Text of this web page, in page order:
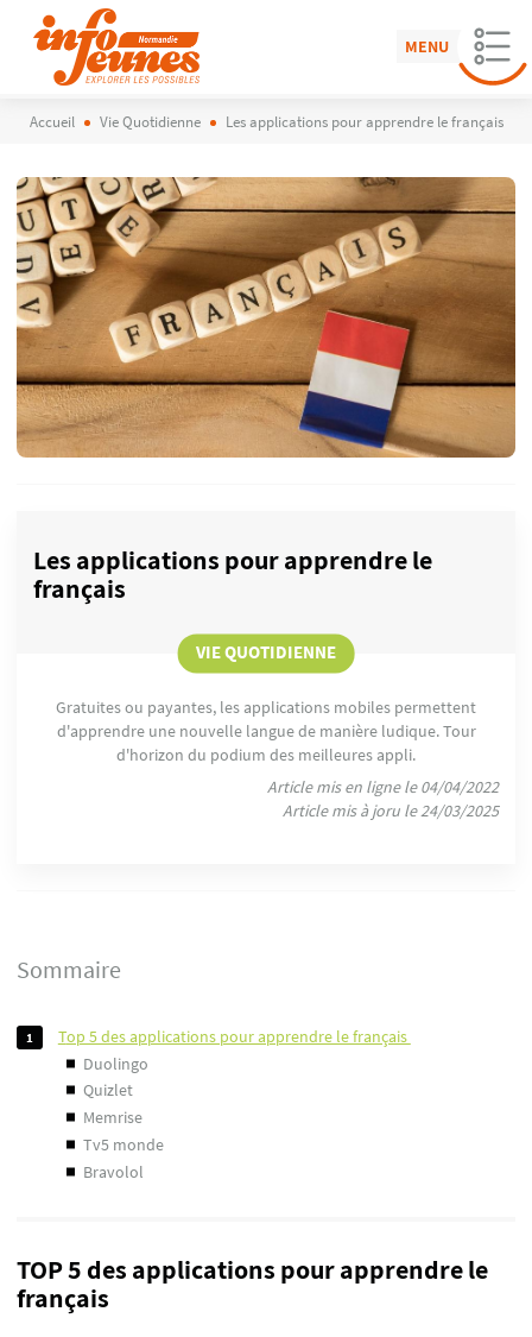
MENU
Accueil Vie Quotidienne Les applications pour apprendre le français
Les applications pour apprendre le
français
VIE QUOTIDIENNE
Gratuites ou payantes, les applications mobiles permettent
d'apprendre une nouvelle langue de manière ludique. Tour
d'horizon du podium des meilleures appli.
Article mis en ligne le 04/04/2022
Article mis à joru le 24/03/2025
Sommaire
top 5 des applications pour apprendre le français
duolingo
quizlet
memrise
tv5 monde
bravolol
TOP 5 des applications pour apprendre le
français